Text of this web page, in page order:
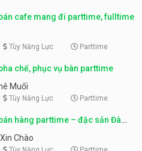
cafe mang đi parttime, fulltime
Tùy Năng Lực Parttime
chế, phục vụ bàn parttime
Muối
Tùy Năng Lực Parttime
hàng parttime – đặc sản Đà
Chào